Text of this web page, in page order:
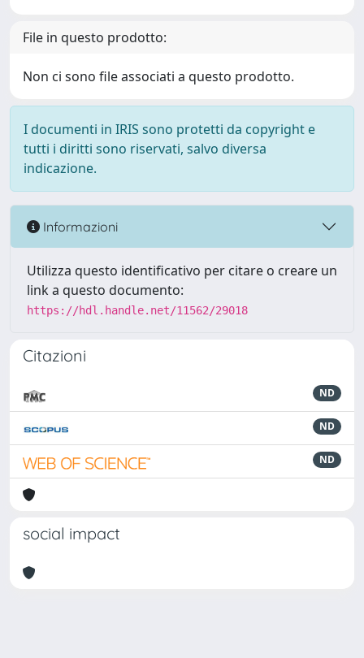
File in questo prodotto:
Non ci sono file associati a questo prodotto.
I documenti in IRIS sono protetti da copyright e
tutti i diritti sono riservati, salvo diversa
indicazione.
Informazioni
Utilizza questo identificativo per citare o creare un
link a questo documento:
https://hdl.handle.net/11562/29018
Citazioni
ND
ND
ND
social impact